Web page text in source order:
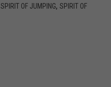
SPIRIT OF JUMPING, SPIRIT OF